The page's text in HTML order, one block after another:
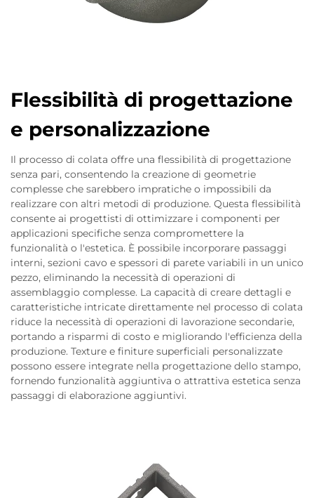
Flessibilità di progettazione
e personalizzazione
Il processo di colata offre una flessibilità di progettazione
senza pari, consentendo la creazione di geometrie
complesse che sarebbero impratiche o impossibili da
realizzare con altri metodi di produzione. Questa flessibilità
consente ai progettisti di ottimizzare i componenti per
applicazioni specifiche senza compromettere la
funzionalità o l'estetica. È possibile incorporare passaggi
interni, sezioni cavo e spessori di parete variabili in un unico
pezzo, eliminando la necessità di operazioni di
assemblaggio complesse. La capacità di creare dettagli e
caratteristiche intricate direttamente nel processo di colata
riduce la necessità di operazioni di lavorazione secondarie,
portando a risparmi di costo e migliorando l'efficienza della
produzione. Texture e finiture superficiali personalizzate
possono essere integrate nella progettazione dello stampo,
fornendo funzionalità aggiuntiva o attrattiva estetica senza
passaggi di elaborazione aggiuntivi.